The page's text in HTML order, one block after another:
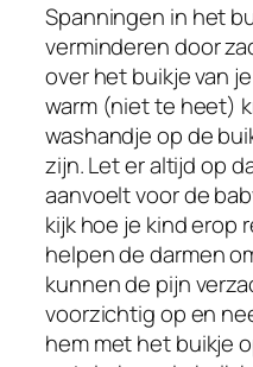
Spanningen in het
verminderen door
over het buikje van
warm (niet te heet)
washandje op de
zijn. Let er altijd op
aanvoelt voor de
kijk hoe je kind erop
helpen de darmen
kunnen de pijn
voorzichtig op en
hem met het buikje